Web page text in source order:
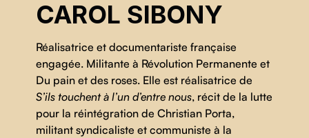
CAROL SIBONY
Réalisatrice et documentariste française
engagée. Militante à Révolution Permanente et
Du pain et des roses. Elle est réalisatrice de
S’ils touchent à l’un d’entre nous, récit de la lutte
pour la réintégration de Christian Porta,
militant syndicaliste et communiste à la